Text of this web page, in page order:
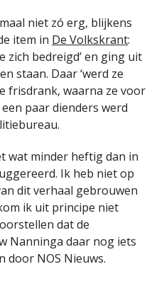
niet zó erg, blijkens
item in De Volkskrant:
zich bedreigd’ en ging uit
staan. Daar ‘werd ze
frisdrank, waarna ze voor
paar dienders werd
wat minder heftig dan in
Ik heb niet op
dit verhaal gebrouwen
ik uit principe niet
dat de
Nanninga daar nog iets
door NOS Nieuws.